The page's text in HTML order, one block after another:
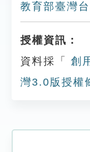
教育部臺灣
授權資訊：
資料採「
創
灣3.0版授權